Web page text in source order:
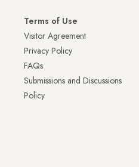
Terms of Use
Visitor Agreement
Privacy Policy
FAQs
Submissions and Discussions
Policy